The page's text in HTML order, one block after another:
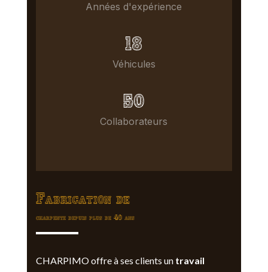
Années d'expérience
18
Véhicules
50
Collaborateurs
Fabrication de
charpente depuis plus de 40 ans
CHARPIMO offre à ses clients un travail